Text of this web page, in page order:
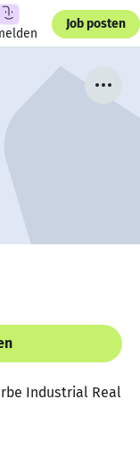
Job posten
Industrial Real